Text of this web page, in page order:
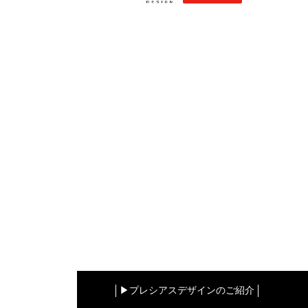
▶︎プレシアスデザインのご紹介